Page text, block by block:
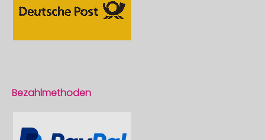
Bezahlmethoden